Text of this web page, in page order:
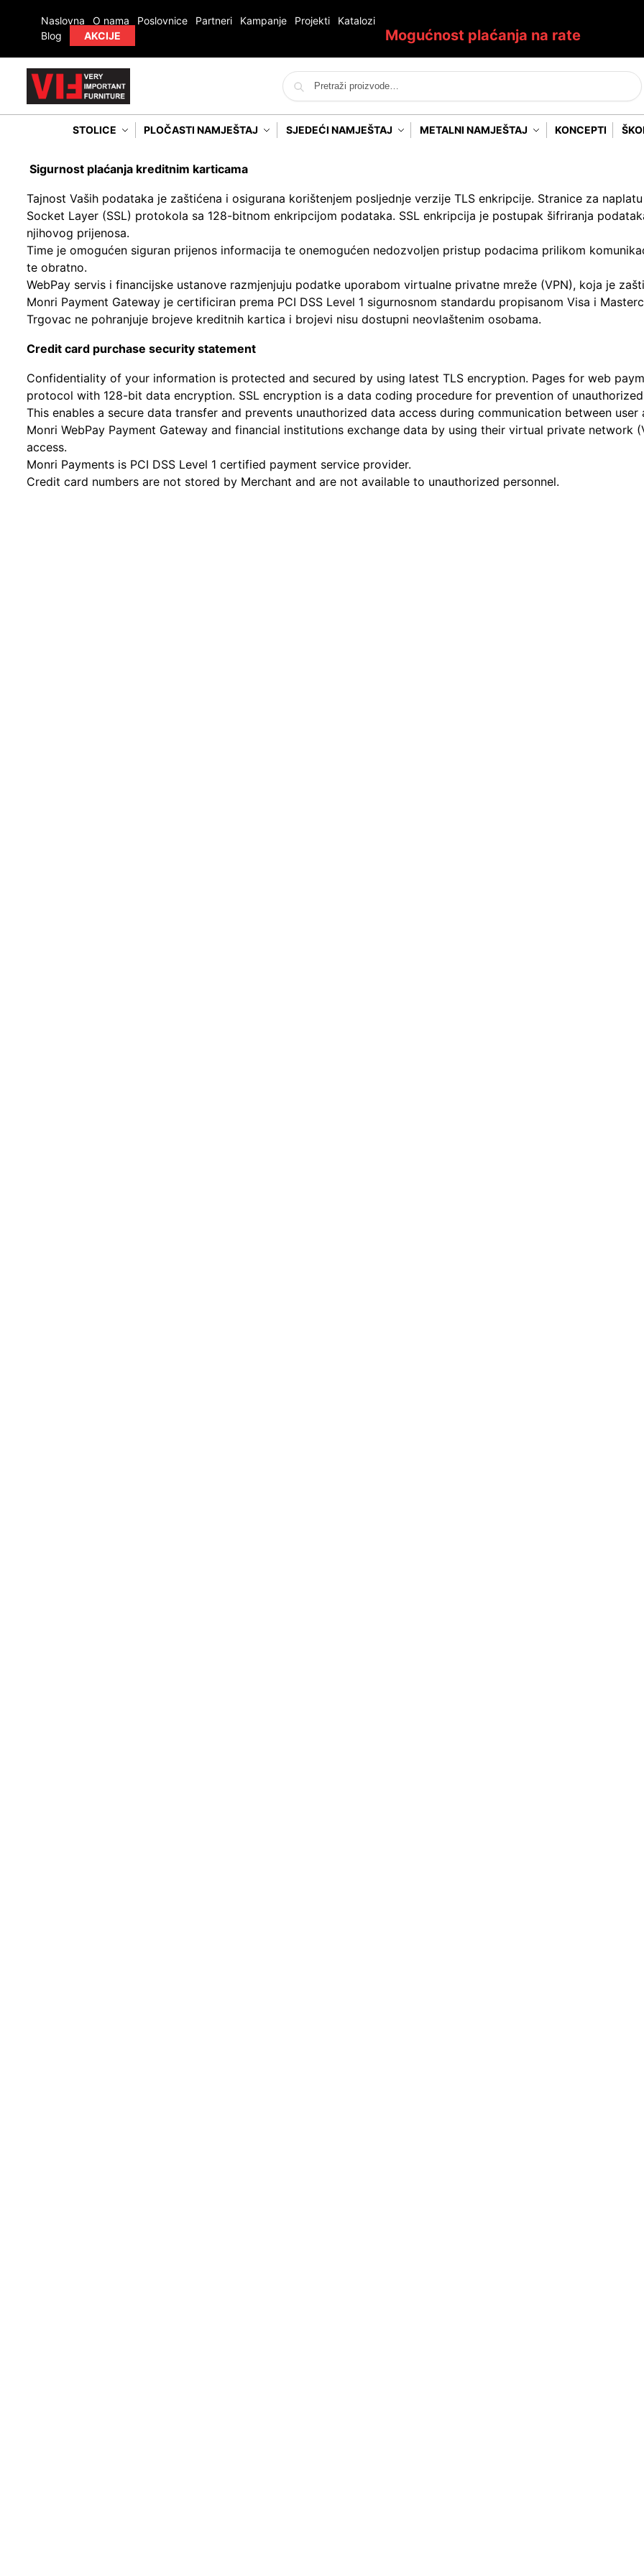
Naslovna O nama Poslovnice Partneri Kampanje Projekti
Katalozi
Blog
AKCIJE Mogućnost plaćanja na rate
Pretraži
STOLICE PLOČASTI NAMJEŠTAJ SJEDEĆI NAMJEŠTAJ METALNI NAMJEŠTAJ KONCEPTI
Sigurnost plaćanja kreditnim karticama
Tajnost Vaših podataka je zaštićena i osigurana korištenjem posljednje verzije TLS enkripcije. Stranice za
Socket Layer (SSL) protokola sa 128-bitnom enkripcijom podataka. SSL enkripcija je postupak šifriranja
njihovog prijenosa.
Time je omogućen siguran prijenos informacija te onemogućen nedozvoljen pristup podacima prilikom
te obratno.
WebPay servis i financijske ustanove razmjenjuju podatke uporabom virtualne privatne mreže (VPN), koja je
Monri Payment Gateway je certificiran prema PCI DSS Level 1 sigurnosnom standardu propisanom Visa i
Trgovac ne pohranjuje brojeve kreditnih kartica i brojevi nisu dostupni neovlaštenim osobama.
Credit card purchase security statement
Confidentiality of your information is protected and secured by using latest TLS encryption. Pages for web
protocol with 128-bit data encryption. SSL encryption is a data coding procedure for prevention of
This enables a secure data transfer and prevents unauthorized data access during communication between
Monri WebPay Payment Gateway and financial institutions exchange data by using their virtual private network
access.
Monri Payments is PCI DSS Level 1 certified payment service provider.
Credit card numbers are not stored by Merchant and are not available to unauthorized personnel.